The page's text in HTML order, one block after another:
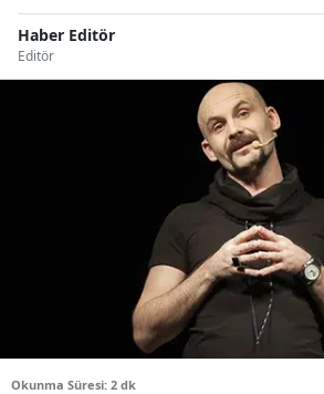
Haber Editör
Editör
Okunma Süresi: 2 dk